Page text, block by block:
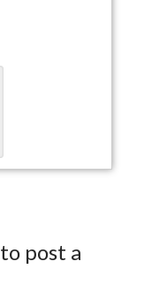
to post a